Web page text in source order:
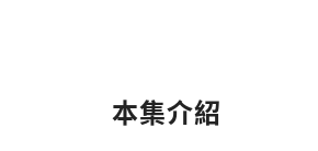
本集介紹